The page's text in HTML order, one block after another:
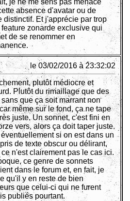
je ne me sens pas menacé
absence d'avatar ou de
distinctif. Et j'apprécie par trop
feature zonarde exclusive qui
de se renommer en
le 03/02/2016 à 23:32:02
plutôt médiocre et
Plutôt du rimaillage que des
sans que ça soit marrant non
même sur le fond, ça ne tape
juste. Un sonnet, c'est fini en
vers, alors ça doit taper juste.
si on est dans un
de texte obscur ou délirant,
ce n'est clairement pas le cas ici.
ce genre de sonnets
dans le forum et, en fait, je
qu'il y en reste de bien
que celui-ci qui ne furent
publiés pourtant.